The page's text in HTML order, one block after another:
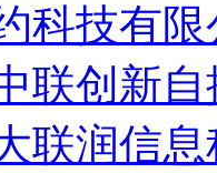
科技有限
联创新
联润信